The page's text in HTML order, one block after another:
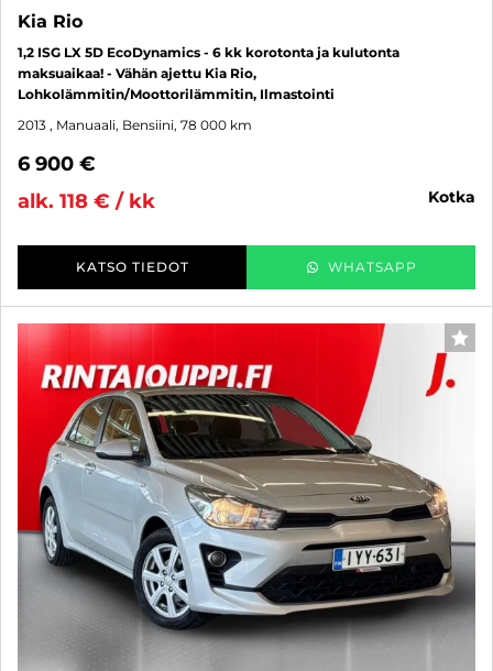
Kia Rio
1,2 ISG LX 5D EcoDynamics - 6 kk korotonta ja kulutonta
maksuaikaa! - Vähän ajettu Kia Rio,
Lohkolämmitin/Moottorilämmitin, Ilmastointi
2013 , Manuaali, Bensiini, 78 000 km
6 900 €
alk. 118 € / kk
kotka
KATSO TIEDOT WHATSAPP